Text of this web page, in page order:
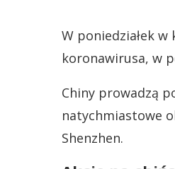
W poniedziałek
koronawirusa, w
Chiny prowadzą
natychmiastowe
Shenzhen.